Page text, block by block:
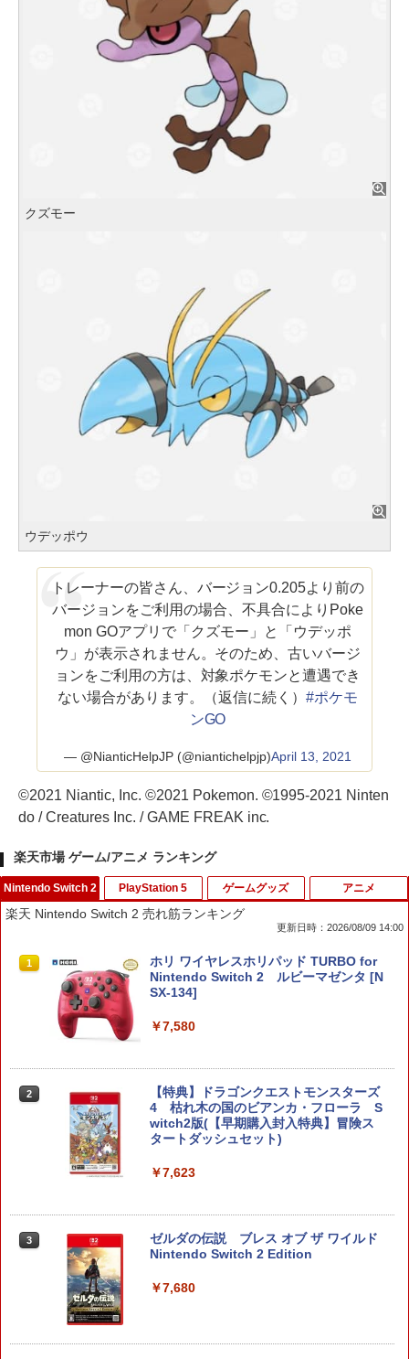
クズモー
ウデッポウ
トレーナーの皆さん、バージョン0.205より前の
バージョンをご利用の場合、不具合によりPoke
mon GOアプリで「クズモー」と「ウデッポ
ウ」が表示されません。そのため、古いバージ
ョンをご利用の方は、対象ポケモンと遭遇でき
ない場合があります。（返信に続く） #ポケモ
ンGO
— @NianticHelpJP (@niantichelpjp)April 13, 2021
©2021 Niantic, Inc. ©2021 Pokemon. ©1995-2021 Ninten
do / Creatures Inc. / GAME FREAK inc.
楽天市場 ゲーム/アニメ ランキング
Nintendo Switch 2
楽天 Nintendo Switch 2 売れ筋ランキング
更新日時：2026/08/09 14:00
1
ホリ ワイヤレスホリパッド TURBO for
Nintendo Switch 2 ルビーマゼンタ [N
SX-134]
￥7,580
2
【特典】ドラゴンクエストモンスターズ
4 枯れ木の国のビアンカ・フローラ S
witch2版(【早期購入封入特典】冒険ス
タートダッシュセット)
￥7,623
3
ゼルダの伝説 ブレス オブ ザ ワイルド
Nintendo Switch 2 Edition
￥7,680
PlayStation 5 ゲームグッズ アニメ